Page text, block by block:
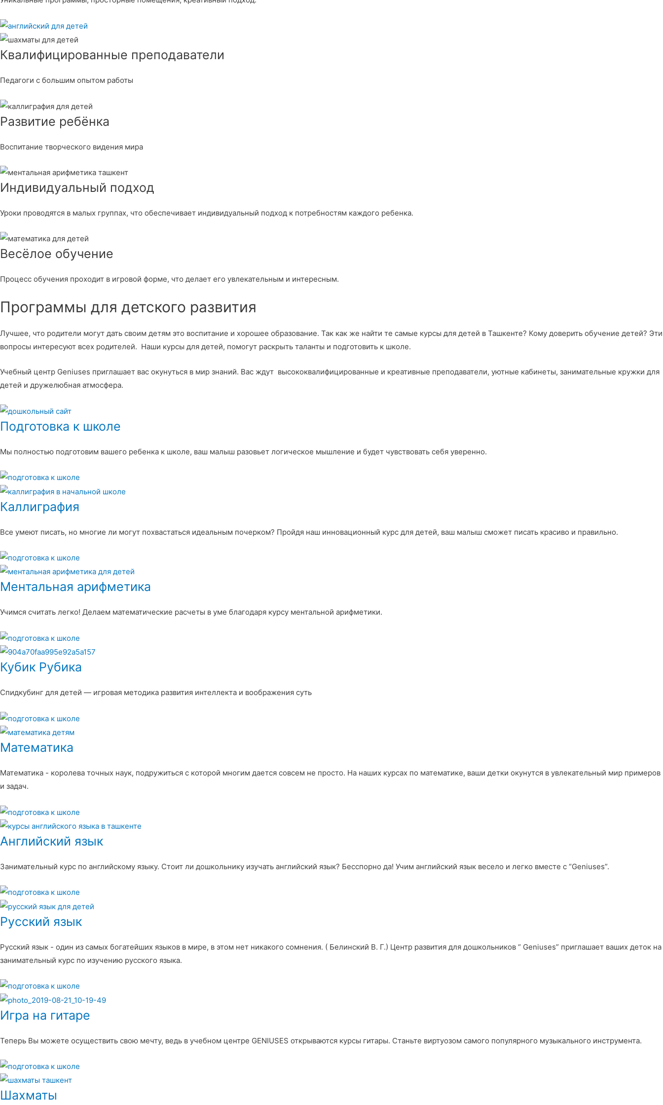
Квалифицированные преподаватели
Педагоги с большим опытом работы
Развитие ребёнка
Воспитание творческого видения мира
Индивидуальный подход
Уроки проводятся в малых группах, что обеспечивает индивидуальный подход к потребностям каждого ребенка.
Весёлое обучение
Процесс обучения проходит в игровой форме, что делает его увлекательным и интересным.
Программы для детского развития
Лучшее, что родители могут дать своим детям это воспитание и хорошее образование. Так как же найти те самые курсы для детей в Ташкенте? Кому доверить обучение детей? Эти
вопросы интересуют всех родителей. Наши курсы для детей, помогут раскрыть таланты и подготовить к школе.
Учебный центр Geniuses приглашает вас окунуться в мир знаний. Вас ждут высококвалифицированные и креативные преподаватели, уютные кабинеты, занимательные кружки для
детей и дружелюбная атмосфера.
Подготовка к школе
Мы полностью подготовим вашего ребенка к школе, ваш малыш разовьет логическое мышление и будет чувствовать себя уверенно.
Каллиграфия
Все умеют писать, но многие ли могут похвастаться идеальным почерком? Пройдя наш инновационный курс для детей, ваш малыш сможет писать красиво и правильно.
Ментальная арифметика
Учимся считать легко! Делаем математические расчеты в уме благодаря курсу ментальной арифметики.
Кубик Рубика
Спидкубинг для детей — игровая методика развития интеллекта и воображения суть
Математика
Математика - королева точных наук, подружиться с которой многим дается совсем не просто. На наших курсах по математике, ваши детки окунутся в увлекательный мир примеров
и задач.
Английский язык
Занимательный курс по английскому языку. Стоит ли дошкольнику изучать английский язык? Бесспорно да! Учим английский язык весело и легко вместе с “Geniuses”.
Русский язык
Русский язык - один из самых богатейших языков в мире, в этом нет никакого сомнения. ( Белинский В. Г.) Центр развития для дошкольников “ Geniuses” приглашает ваших деток на
занимательный курс по изучению русского языка.
Игра на гитаре
Теперь Вы можете осуществить свою мечту, ведь в учебном центре GENIUSES открываются курсы гитары. Станьте виртуозом самого популярного музыкального инструмента.
Шахматы